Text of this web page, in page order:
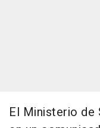
El Ministerio de